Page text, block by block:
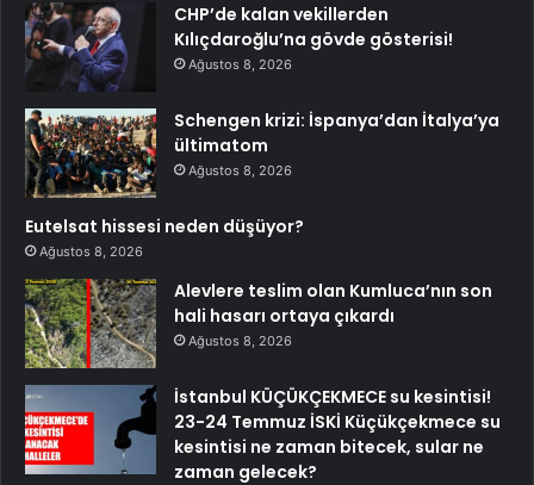
CHP’de kalan vekillerden
Kılıçdaroğlu’na gövde gösterisi!
Ağustos 8, 2026
Schengen krizi: İspanya’dan İtalya’ya
ültimatom
Ağustos 8, 2026
Eutelsat hissesi neden düşüyor?
Ağustos 8, 2026
Alevlere teslim olan Kumluca’nın son
hali hasarı ortaya çıkardı
Ağustos 8, 2026
İstanbul KÜÇÜKÇEKMECE su kesintisi!
23-24 Temmuz İSKİ Küçükçekmece su
kesintisi ne zaman bitecek, sular ne
zaman gelecek?